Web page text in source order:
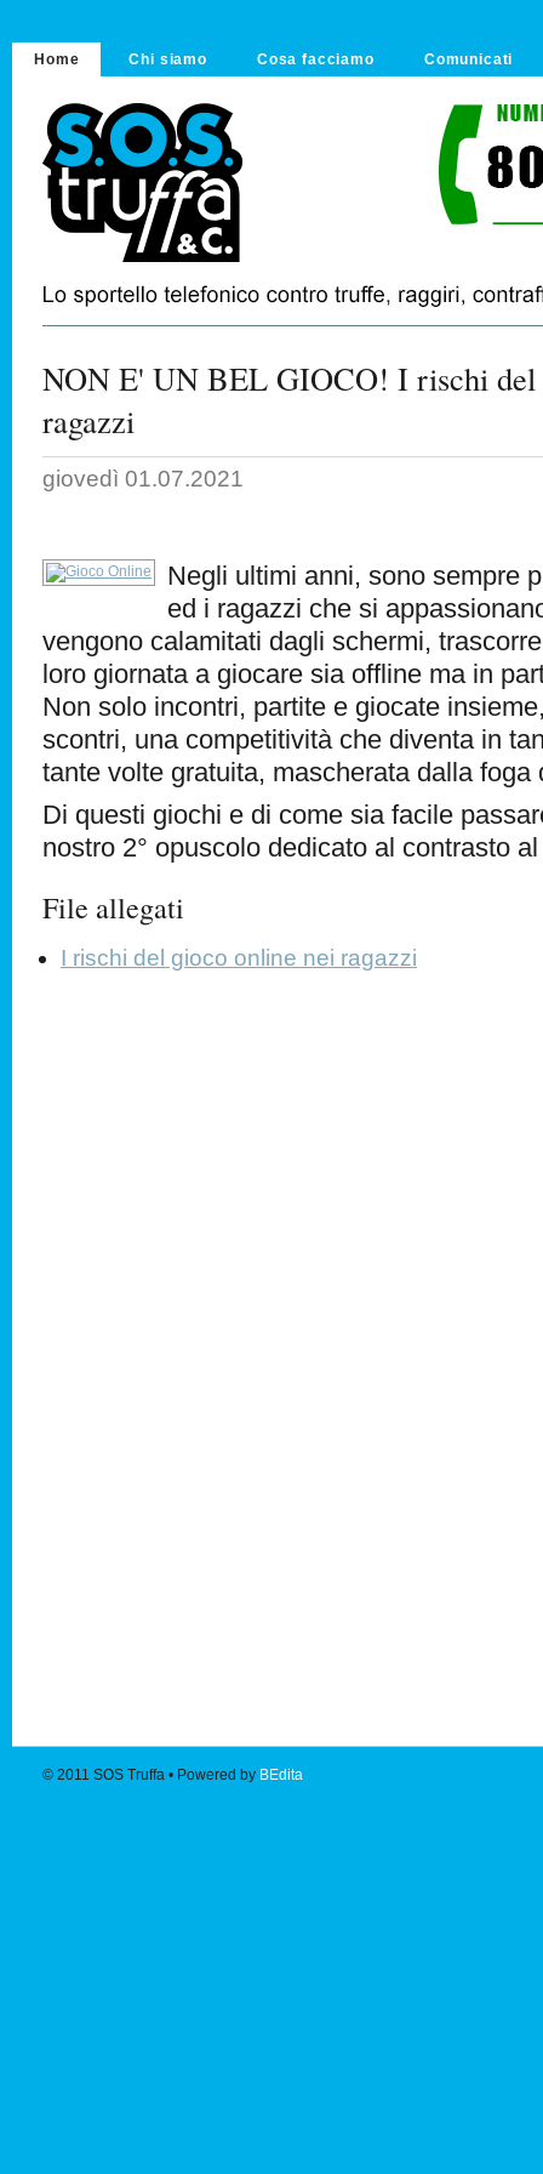
Home Chi siamo Cosa facciamo Comunicati
NON E' UN BEL GIOCO! I rischi del
ragazzi
giovedì 01.07.2021
Negli ultimi anni, sono sempre
ed i ragazzi che si
vengono calamitati dagli schermi,
loro giornata a giocare sia offline ma in
Non solo incontri, partite e giocate
scontri, una competitività che diventa in
tante volte gratuita, mascherata dalla foga
Di questi giochi e di come sia facile
nostro 2° opuscolo dedicato al contrasto
File allegati
I rischi del gioco online nei ragazzi
© 2011 SOS Truffa • Powered by BEdita